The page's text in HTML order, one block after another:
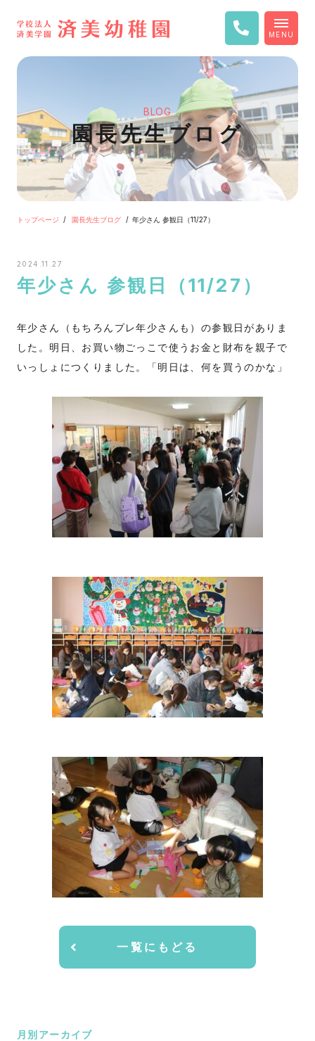
MENU
BLOG
園長先生ブログ
トップページ 園長先生ブログ 年少さん 参観日（11/27）
2024.11.27
年少さん 参観日（11/27）
年少さん（もちろんプレ年少さんも）の参観日がありま
した。明日、お買い物ごっこで使うお金と財布を親子で
いっしょにつくりました。「明日は、何を買うのかな」
一覧にもどる
月別アーカイブ